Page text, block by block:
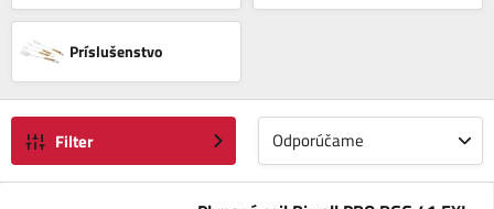
Príslušenstvo
Filter Odporúčame